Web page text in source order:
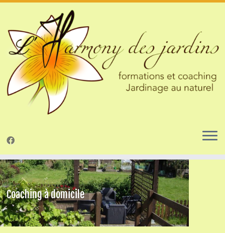
Passer
au
contenu
Ateliers "Le jardinage au naturel"